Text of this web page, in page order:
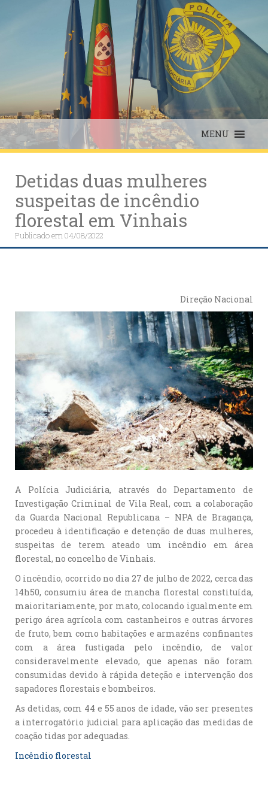
MENU
Detidas duas mulheres
suspeitas de incêndio
florestal em Vinhais
Publicado em04/08/2022
Direção Nacional
A Polícia Judiciária, através do Departamento de
Investigação Criminal de Vila Real, com a colaboração
da Guarda Nacional Republicana – NPA de Bragança,
procedeu à identificação e detenção de duas mulheres,
suspeitas de terem ateado um incêndio em área
florestal, no concelho de Vinhais.
O incêndio, ocorrido no dia 27 de julho de 2022, cerca das
14h50, consumiu área de mancha florestal constituída,
maioritariamente, por mato, colocando igualmente em
perigo área agrícola com castanheiros e outras árvores
de fruto, bem como habitações e armazéns confinantes
com a área fustigada pelo incêndio, de valor
consideravelmente elevado, que apenas não foram
consumidas devido à rápida deteção e intervenção dos
sapadores florestais e bombeiros.
As detidas, com 44 e 55 anos de idade, vão ser presentes
a interrogatório judicial para aplicação das medidas de
coação tidas por adequadas.
Incêndio florestal